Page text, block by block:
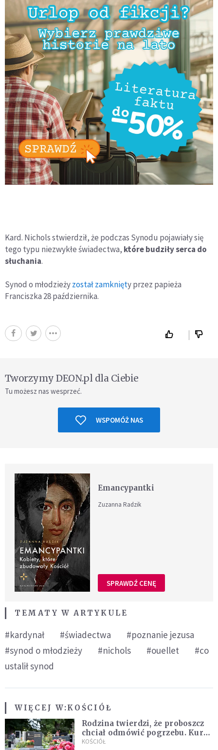
Kard. Nichols stwierdził, że podczas Synodu pojawiały się
tego typu niezwykłe świadectwa, które budziły serca do
słuchania.
Synod o młodzieżyzostał zamknięty przez papieża
Franciszka 28 października.
Tworzymy DEON.pl dla Ciebie
Tu możesz nas wesprzeć.
WSPOMÓŻ NAS
Emancypantki
Zuzanna Radzik
SPRAWDŹ CENĘ
TEMATY W ARTYKULE
#kardynał #świadectwa
#poznanie jezusa
#synod o młodzieży
#nichols #ouellet
#co
ustalił synod
WIĘCEJ W:KOŚCIÓŁ
Rodzina twierdzi, że proboszcz
chciał odmówić pogrzebu. Kuria
zapowiada wyjaśnienia
KOŚCIÓŁ